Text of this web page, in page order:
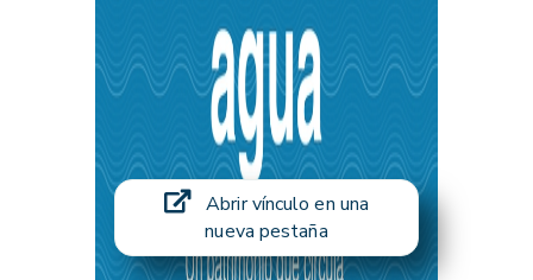
Abrir vínculo en una
nueva pestaña